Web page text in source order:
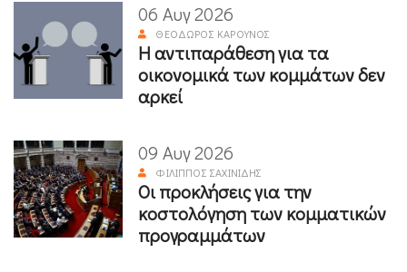
06 Αυγ 2026
ΘΕΌΔΩΡΟΣ ΚΑΡΟΎΝΟΣ
Η αντιπαράθεση για τα
οικονομικά των κομμάτων δεν
αρκεί
09 Αυγ 2026
ΦΊΛΙΠΠΟΣ ΣΑΧΙΝΊΔΗΣ
Οι προκλήσεις για την
κοστολόγηση των κομματικών
προγραμμάτων